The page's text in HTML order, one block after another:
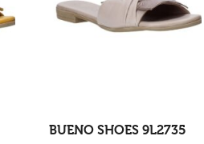
BUENO SHOES 9L2735